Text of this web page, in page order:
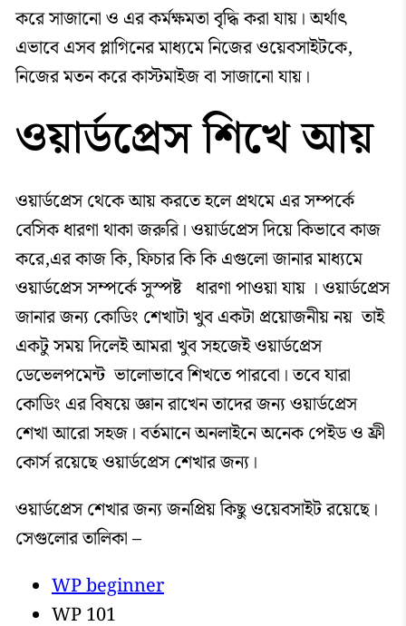
করে সাজানো ও এর কর্মক্ষমতা বৃদ্ধি করা যায়। অর্থাৎ
এভাবে এসব প্লাগিনের মাধ্যমে নিজের ওয়েবসাইটকে,
নিজের মতন করে কাস্টমাইজ বা সাজানো যায়।
ওয়ার্ডপ্রেস শিখে আয়
ওয়ার্ডপ্রেস থেকে আয় করতে হলে প্রথমে এর সম্পর্কে
বেসিক ধারণা থাকা জরুরি। ওয়ার্ডপ্রেস দিয়ে কিভাবে কাজ
করে,এর কাজ কি, ফিচার কি কি এগুলো জানার মাধ্যমে
ওয়ার্ডপ্রেস সম্পর্কে সুস্পষ্ট ধারণা পাওয়া যায় । ওয়ার্ডপ্রেস
জানার জন্য কোডিং শেখাটা খুব একটা প্রয়োজনীয় নয় তাই
একটু সময় দিলেই আমরা খুব সহজেই ওয়ার্ডপ্রেস
ডেভেলপমেন্ট ভালোভাবে শিখতে পারবো। তবে যারা
কোডিং এর বিষয়ে জ্ঞান রাখেন তাদের জন্য ওয়ার্ডপ্রেস
শেখা আরো সহজ। বর্তমানে অনলাইনে অনেক পেইড ও ফ্রী
কোর্স রয়েছে ওয়ার্ডপ্রেস শেখার জন্য।
ওয়ার্ডপ্রেস শেখার জন্য জনপ্রিয় কিছু ওয়েবসাইট রয়েছে।
সেগুলোর তালিকা –
WP beginner
WP 101